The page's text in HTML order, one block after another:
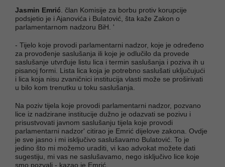
Jasmin Emrić. član Komisije za borbu protiv korupcije
podsjetio je i Ajanovića i Bulatović, šta kaže Zakon o
parlamentarnom nadzoru BiH. '
- Tijelo koje provodi parlamentarni nadzor, koje je određeno
za provođenje saslušanja ili koje je odlučilo da provede
saslušanje utvrđuje listu lica i termin saslušanja i poziva ih u
pisanoj formi. Lista lica koja je potrebno saslušati uključujući
i lica koja nisu zvaničnici institucija vlasti može se proširivati
u bilo kom trenutku u toku saslušanja.
Na poziv tijela koje provodi parlamentarni nadzor, pozvano
lice iz nadzirane institucije dužno je odazvati se pozivu i
prisustvovati javnom saslušanju tijela koje provodi
parlamentarni nadzor' citirao je Emrić dijelove zakona. Ovdje
je sve jasno i mi isključivo saslušavamo Bulatović. To je
jedino što mi možemo uraditi, vi kao advokat možete dati
sugestiju, mi vas ne saslušavamo, nego isključivo lice koje
smo pozvali - kazao je Emrić.